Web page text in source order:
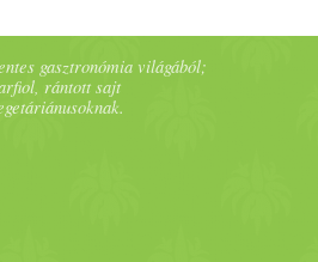
gasztronómia világából;
rántott sajt